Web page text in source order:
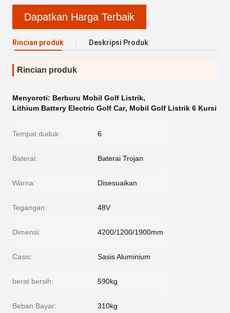
Dapatkan Harga Terbaik
Rincian produk Deskripsi Produk
Rincian produk
Menyoroti: Berburu Mobil Golf Listrik,
Lithium Battery Electric Golf Car, Mobil Golf Listrik 6 Kursi
Tempat duduk: 6
Baterai: Baterai Trojan
Warna: Disesuaikan
Tegangan: 48V
Dimensi: 4200/1200/1900mm
Casis: Sasis Aluminium
berat bersih: 590kg
Beban Bayar: 310kg